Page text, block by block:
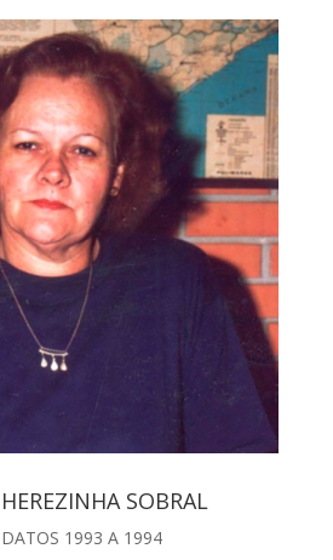
SOBRAL
1993 A 1994